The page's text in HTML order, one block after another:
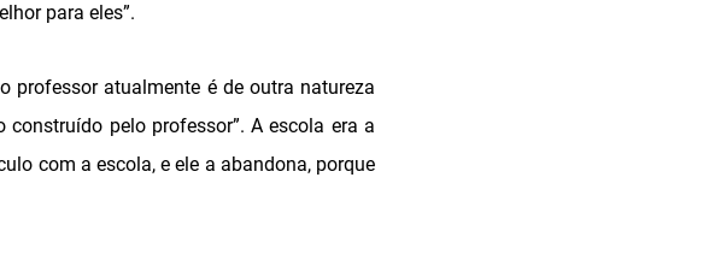
para eles”.
professor atualmente é de outra natureza
pelo professor”. A escola era a
com a escola, e ele a abandona, porque